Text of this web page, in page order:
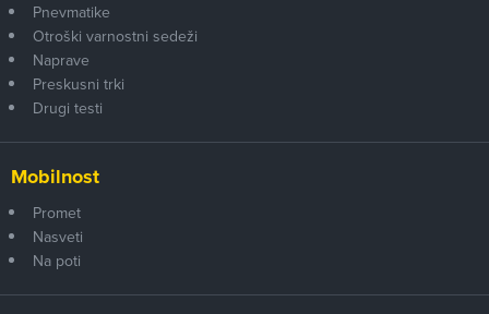
Pnevmatike
Otroški varnostni sedeži
Naprave
Preskusni trki
Drugi testi
Mobilnost
Promet
Nasveti
Na poti